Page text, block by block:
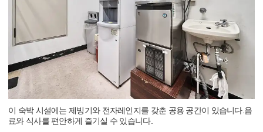
이 숙박 시설에는 제빙기와 전자레인지를 갖춘 공용 공간이 있습니다.음
료와 식사를 편안하게 즐기실 수 있습니다.